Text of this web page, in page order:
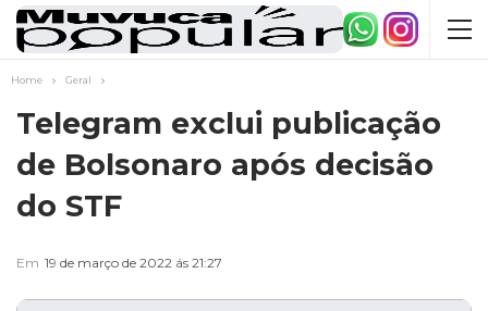
Home Geral
Telegram exclui publicação
de Bolsonaro após decisão
do STF
Em 19 de março de 2022 ás 21:27